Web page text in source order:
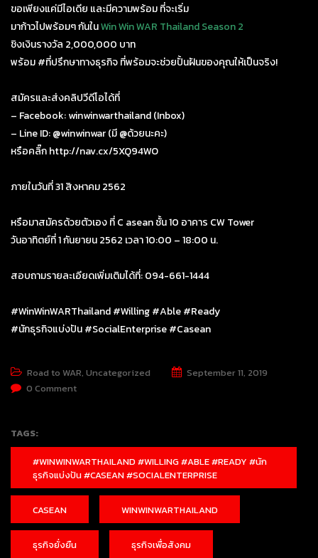
ขอเพียงแค่มีไอเดีย และมีความพร้อม ที่จะเริ่ม
มาก้าวไปพร้อมๆ กันในWin Win WAR Thailand Season 2
ชิงเงินรางวัล 2,000,000 บาท
พร้อม#ที่ปรึกษาทางธุรกิจที่พร้อมจะช่วยปั้นฝันของคุณให้เป็นจริง!
สมัครและส่งคลิปวีดีโอได้ที่
– Facebook: winwinwarthailand (Inbox)
– Line ID: @winwinwar (มี @ด้วยนะคะ)
หรือคลิ๊ก http://nav.cx/5XQ94WO
ภายในวันที่ 31 สิงหาคม 2562
หรือมาสมัครด้วยตัวเอง ที่ C asean ชั้น 10 อาคาร CW Tower
วันอาทิตย์ที่ 1 กันยายน 2562 เวลา 10:00 – 18:00 น.
สอบถามรายละเอียดเพิ่มเติมได้ที่: 094-661-1444
#WinWinWARThailand#Willing#Able#Ready
#นักธุรกิจแบ่งปัน#SocialEnterprise#Casean
Road to WAR, Uncategorized
September 11, 2019
0 Comment
TAGS:
#WINWINWARTHAILAND #WILLING #ABLE #READY #นัก
ธุรกิจแบ่งปัน #CASEAN #SOCIALENTERPRISE
CASEAN WINWINWARTHAILAND
ธุรกิจยั่งยืน ธุรกิจเพื่อสังคม